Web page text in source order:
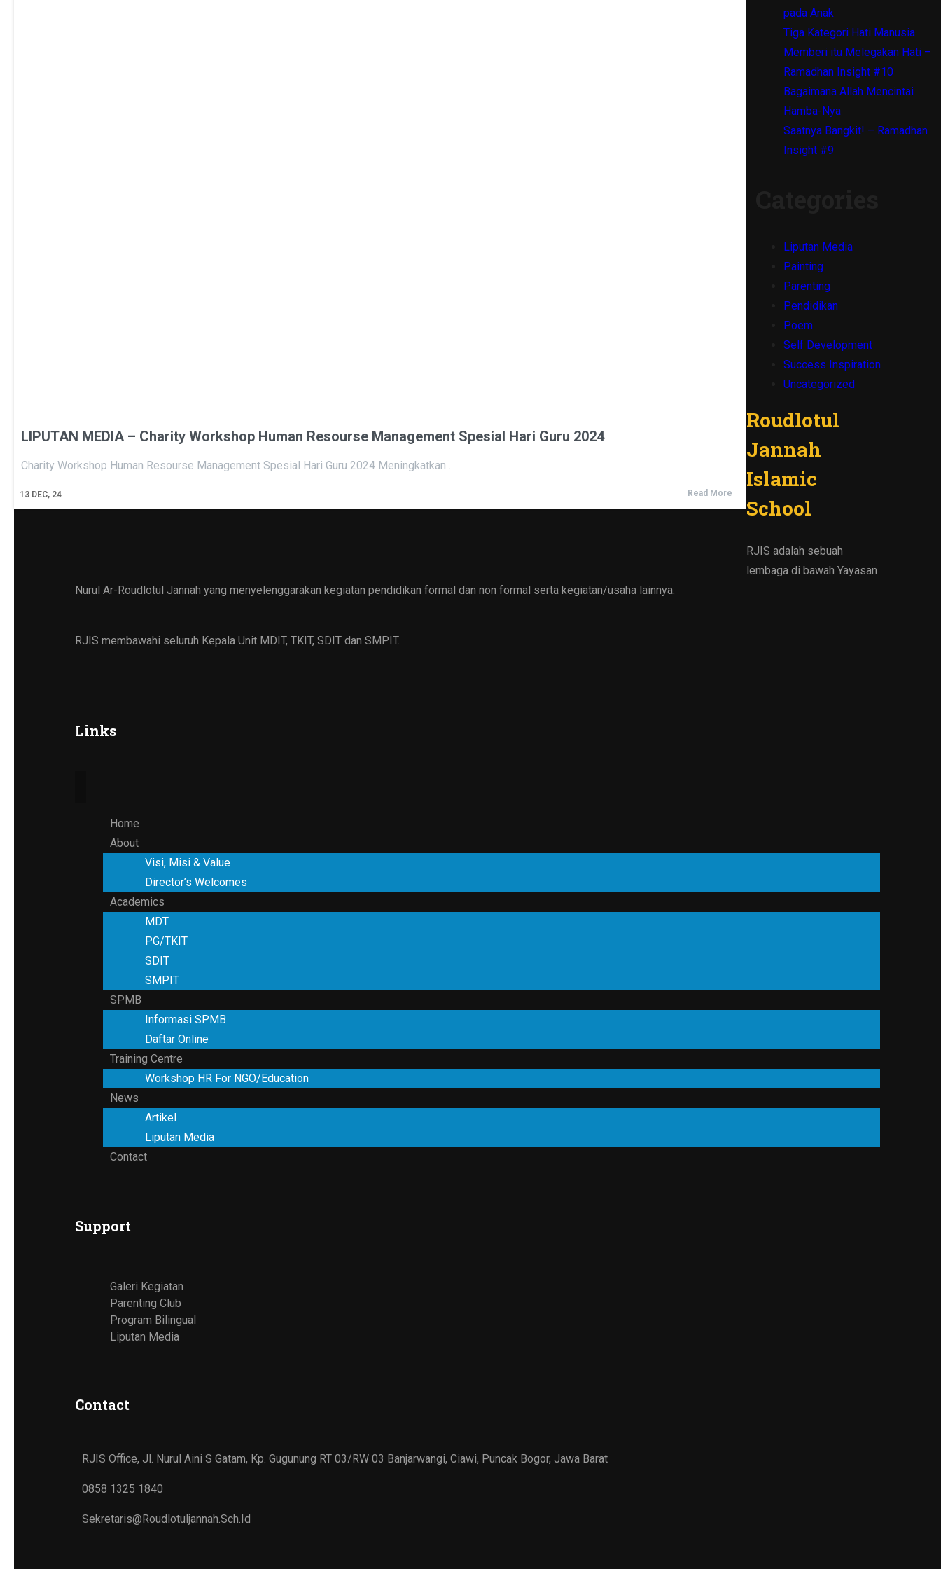
LIPUTAN MEDIA – Charity Workshop Human Resourse Management Spesial Hari Guru 2024
13 DEC, 24
Charity Workshop Human Resourse Management Spesial Hari Guru 2024 Meningkatkan…
Read More
pada Anak
Tiga Kategori Hati Manusia
Memberi itu Melegakan Hati –
Ramadhan Insight #10
Bagaimana Allah Mencintai
Hamba-Nya
Saatnya Bangkit! – Ramadhan
Insight #9
Liputan Media
Painting
Parenting
Pendidikan
Poem
Self Development
Success Inspiration
Uncategorized
Roudlotul
Jannah
Islamic
School
RJIS adalah sebuah
lembaga di bawah Yayasan
Nurul Ar-Roudlotul Jannah yang menyelenggarakan kegiatan pendidikan formal dan non formal serta kegiatan/usaha lainnya.
RJIS membawahi seluruh Kepala Unit MDIT, TKIT, SDIT dan SMPIT.
Links
Home
About
Visi, Misi & Value
Director’s Welcomes
Academics
MDT
PG/TKIT
SDIT
SMPIT
SPMB
Informasi SPMB
Daftar Online
Training Centre
Workshop HR For NGO/Education
News
Artikel
Liputan Media
Contact
Support
Galeri Kegiatan
Parenting Club
Program Bilingual
Liputan Media
Contact
RJIS Office, Jl. Nurul Aini S Gatam, Kp. Gugunung RT 03/RW 03 Banjarwangi, Ciawi, Puncak Bogor, Jawa Barat
0858 1325 1840
Sekretaris@roudlotuljannah.sch.id